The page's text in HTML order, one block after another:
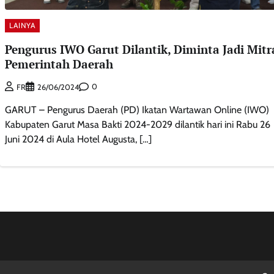
LAINYA
Pengurus IWO Garut Dilantik, Diminta Jadi
Pemerintah Daerah
FR 26/06/2024 0
GARUT – Pengurus Daerah (PD) Ikatan Wartawan Online (IWO)
Kabupaten Garut Masa Bakti 2024-2029 dilantik hari ini Rabu 26
Juni 2024 di Aula Hotel Augusta, […]